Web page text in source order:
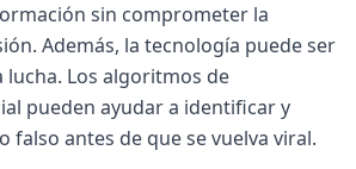
sin comprometer la
Además, la tecnología puede ser
lucha. Los algoritmos de
pueden ayudar a identificar y
falso antes de que se vuelva viral.